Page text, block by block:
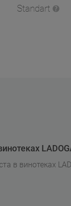
Standart
в винотеках